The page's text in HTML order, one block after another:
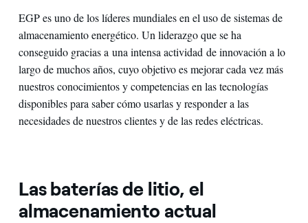
EGP es uno de los líderes mundiales en el uso de sistemas de
almacenamiento energético. Un liderazgo que se ha
conseguido gracias a una intensa actividad de innovación a lo
largo de muchos años, cuyo objetivo es mejorar cada vez más
nuestros conocimientos y competencias en las tecnologías
disponibles para saber cómo usarlas y responder a las
necesidades de nuestros clientes y de las redes eléctricas.
Las baterías de litio, el
almacenamiento actual